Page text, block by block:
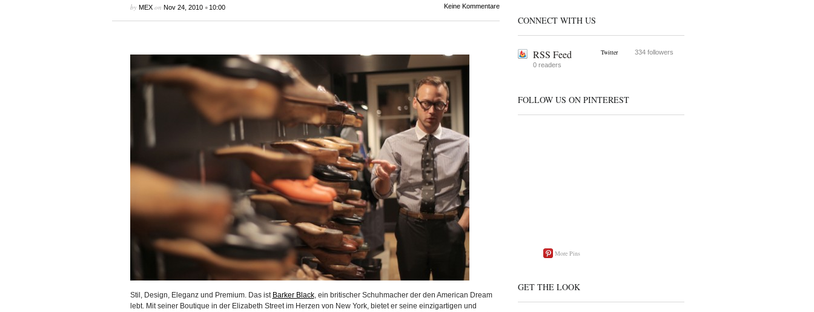
by MEXon Nov 24, 2010• 10:00 Keine Kommentare
Stil, Design, Eleganz und Premium. Das ist Barker Black, ein britischer Schuhmacher der den American Dream
lebt. Mit seiner Boutique in der Elizabeth Street im Herzen von New York, bietet er seine einzigartigen und
CONNECT WITH US
RSS Feed
0 readers
Twitter 334 followers
FOLLOW US ON PINTEREST
More Pins
GET THE LOOK